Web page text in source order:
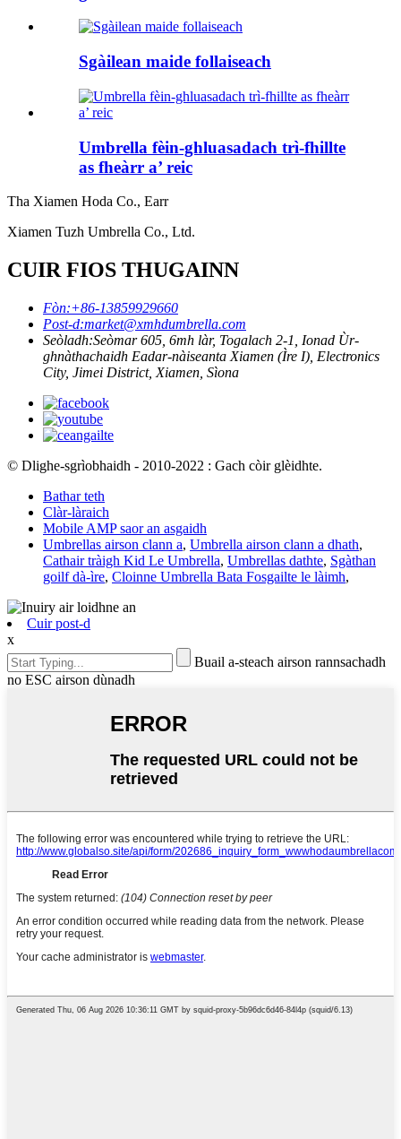
Sgàilean maide follaiseach
Umbrella fèin-ghluasadach trì-fhillte
as fheàrr a’ reic
Tha Xiamen Hoda Co., Earr
Xiamen Tuzh Umbrella Co., Ltd.
CUIR FIOS THUGAINN
Fòn:+86-13859929660
Post-d:market@xmhdumbrella.com
Seòladh:Seòmar 605, 6mh làr, Togalach 2-1, Ionad Ùr-
ghnàthachaidh Eadar-nàiseanta Xiamen (Ìre I), Electronics
City, Jimei District, Xiamen, Sìona
© Dlighe-sgrìobhaidh - 2010-2022 : Gach còir glèidhte.
Bathar teth
Clàr-làraich
Mobile AMP saor an asgaidh
Umbrellas airson clann a, Umbrella airson clann a dhath,
Cathair tràigh Kid Le Umbrella, Umbrellas dathte, Sgàthan
goilf dà-ìre, Cloinne Umbrella Bata Fosgailte le làimh,
Cuir post-d
x
Buail a-steach airson rannsachadh
no ESC airson dùnadh